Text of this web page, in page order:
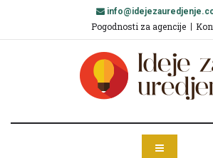
Pogodnosti za agencije